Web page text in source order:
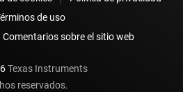
de uso
Comentarios sobre el sitio web
Texas Instruments
reservados.